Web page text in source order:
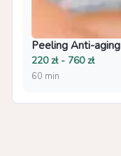
Peeling Anti-aging
220 zł - 760 zł
60 min